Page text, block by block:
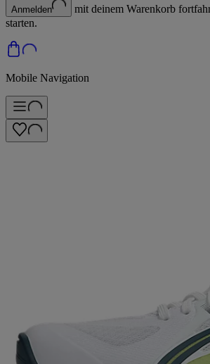
Anmelden
mit deinem Warenkorb
starten.
Mobile Navigation